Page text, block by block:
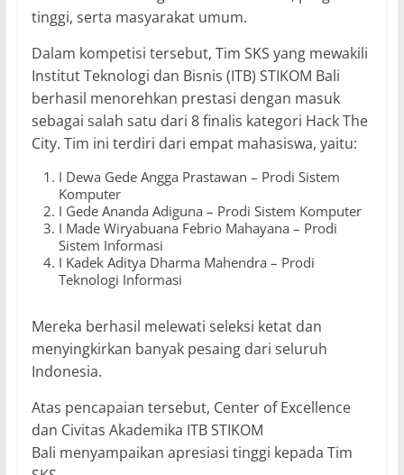
tinggi, serta masyarakat umum.
Dalam kompetisi tersebut, Tim SKS yang mewakili
Institut Teknologi dan Bisnis (ITB) STIKOM Bali
berhasil menorehkan prestasi dengan masuk
sebagai salah satu dari 8 finalis kategori Hack The
City. Tim ini terdiri dari empat mahasiswa, yaitu:
I Dewa Gede Angga Prastawan – Prodi Sistem
Komputer
I Gede Ananda Adiguna – Prodi Sistem Komputer
I Made Wiryabuana Febrio Mahayana – Prodi
Sistem Informasi
I Kadek Aditya Dharma Mahendra – Prodi
Teknologi Informasi
Mereka berhasil melewati seleksi ketat dan
menyingkirkan banyak pesaing dari seluruh
Indonesia.
Atas pencapaian tersebut, Center of Excellence
dan Civitas Akademika ITB STIKOM
Bali menyampaikan apresiasi tinggi kepada Tim